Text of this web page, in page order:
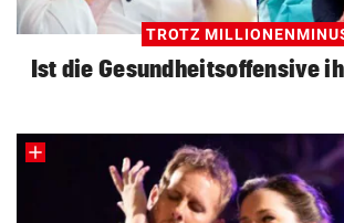
TROTZ
Ist die Gesundheitsoffensive